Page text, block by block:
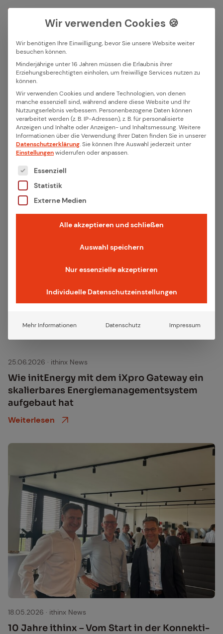
Suchfeld
Alle Bei­trä­ge der Ka­te­go­rie
„ithinx News“
Beiträge filtern
25.06.2026 · ithinx News
Wie in­it­Ener­gy mit dem iX­pro Gate­way ein
ska­lier­ba­res En­er­gie­ma­nage­ment­sys­tem
auf­ge­baut hat
Weiterlesen
18.05.2026 · ithinx News
10 Jah­re ithinx – Vom Start in der Kon­nek­ti­
Wir verwenden Cookies 🍪
Wir benötigen Ihre Einwilligung, bevor Sie unsere Website weiter
besuchen können.
Minderjährige unter 16 Jahren müssen die Erlaubnis ihrer
Erziehungsberechtigten einholen, um freiwillige Services nutzen zu
können.
Wir verwenden Cookies und andere Technologien, von denen
manche essenziell sind, während andere diese Website und Ihr
Nutzungserlebnis verbessern. Personenbezogene Daten können
verarbeitet werden (z. B. IP-Adressen), z. B. für personalisierte
Anzeigen und Inhalte oder Anzeigen- und Inhaltsmessung.Weitere
Informationen über die Verwendung Ihrer Daten finden Sie in unserer
Datenschutzerklärung.Sie können Ihre Auswahl jederzeit unter
Einstellungenwiderrufen oder anpassen.
Es folgt eine Liste der Service-Gruppen, für die
Essenziell
Statistik
Externe Medien
Alle akzeptieren und schließen
Auswahl speichern
Nur essenzielle akzeptieren
Individuelle Datenschutzeinstellungen
Mehr Informationen Datenschutz Impressum